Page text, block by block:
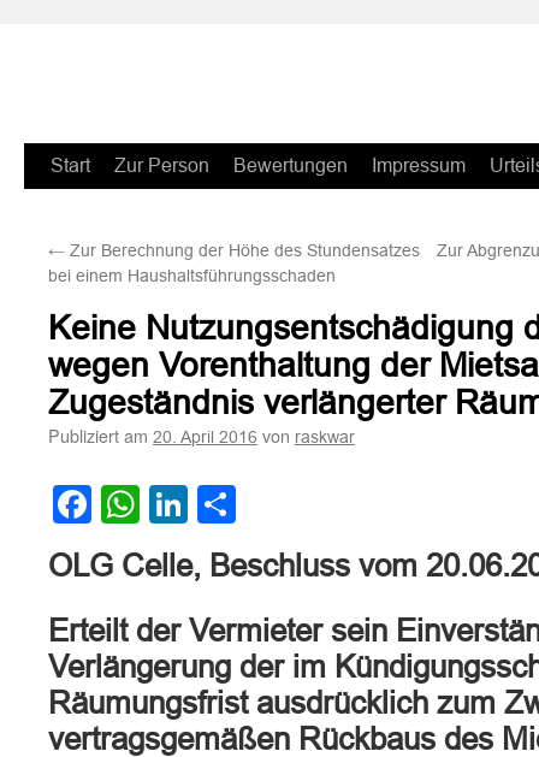
Zum
springen
Start Zur Person Bewertungen Impressum
← Zur Berechnung der Höhe des Stundensatzes
bei einem Haushaltsführungsschaden
Zur
Keine Nutzungsentschädigung
wegen Vorenthaltung der
Zugeständnis verlängerter
Publiziert am 20. April 2016 von raskwar
Facebook
WhatsApp
LinkedIn
OLG Celle, Beschluss vom
Erteilt der Vermieter sein
Verlängerung der im
Räumungsfrist ausdrücklich zum
vertragsgemäßen Rückbaus des